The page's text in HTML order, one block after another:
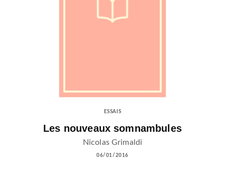
ESSAIS
Les nouveaux somnambules
Nicolas Grimaldi
06/01/2016